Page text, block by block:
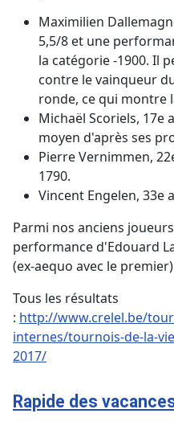
Maximilien
5,5/8 et une
la catégorie -1900. Il
contre le vainqueur
ronde, ce qui montre
Michaël Scoriels,
moyen d'après ses
Pierre Vernimmen,
1790.
Vincent Engelen, 33e
Parmi nos anciens
performance d'Edouard
(ex-aequo avec le
Tous les résultats
: http://www.crelel.be/
internes/tournois-de-la-
2017/
Rapide des